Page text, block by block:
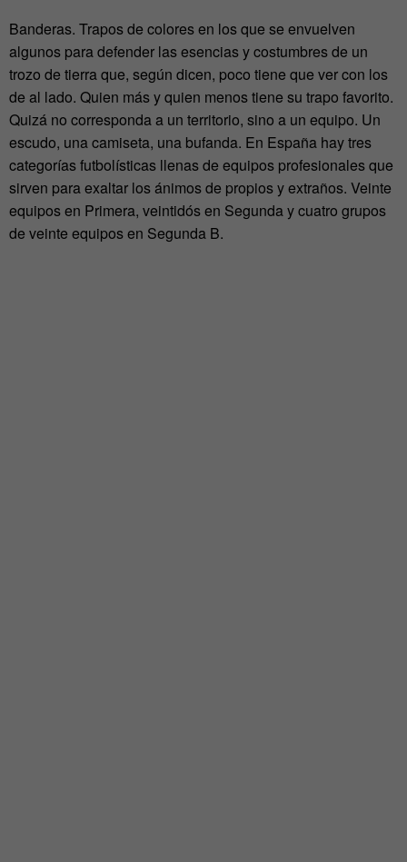
Banderas. Trapos de colores en los que se envuelven
algunos para defender las esencias y costumbres de un
trozo de tierra que, según dicen, poco tiene que ver con los
de al lado. Quien más y quien menos tiene su trapo favorito.
Quizá no corresponda a un territorio, sino a un equipo. Un
escudo, una camiseta, una bufanda. En España hay tres
categorías futbolísticas llenas de equipos profesionales que
sirven para exaltar los ánimos de propios y extraños. Veinte
equipos en Primera, veintidós en Segunda y cuatro grupos
de veinte equipos en Segunda B.